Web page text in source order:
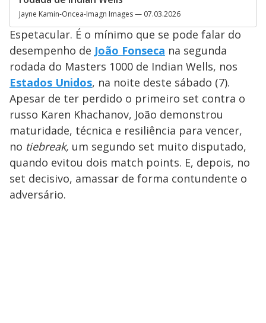
Jayne Kamin-Oncea-Imagn Images — 07.03.2026
Espetacular. É o mínimo que se pode falar do
desempenho de João Fonseca na segunda
rodada do Masters 1000 de Indian Wells, nos
Estados Unidos, na noite deste sábado (7).
Apesar de ter perdido o primeiro set contra o
russo Karen Khachanov, João demonstrou
maturidade, técnica e resiliência para vencer,
no tiebreak, um segundo set muito disputado,
quando evitou dois match points. E, depois, no
set decisivo, amassar de forma contundente o
adversário.